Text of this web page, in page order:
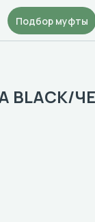
Подбор муфты
BLACK/